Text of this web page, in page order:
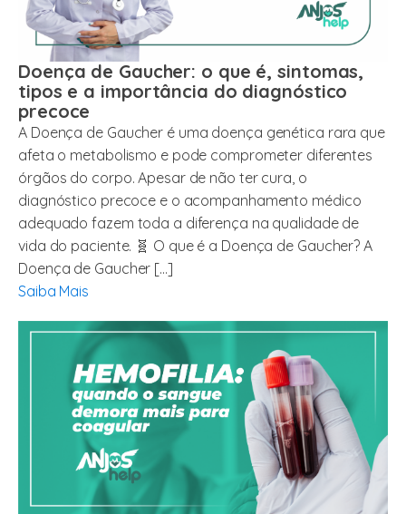
Doença de Gaucher: o que é, sintomas,
tipos e a importância do diagnóstico
precoce
A Doença de Gaucher é uma doença genética rara que
afeta o metabolismo e pode comprometer diferentes
órgãos do corpo. Apesar de não ter cura, o
diagnóstico precoce e o acompanhamento médico
adequado fazem toda a diferença na qualidade de
vida do paciente. 🧬 O que é a Doença de Gaucher? A
Doença de Gaucher […]
Saiba Mais